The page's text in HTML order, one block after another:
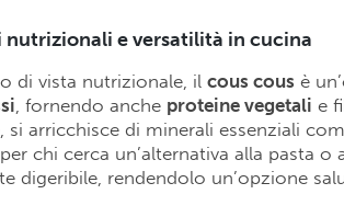
nutrizionali e versatilità in cucina
di vista nutrizionale, il cous cous è
, fornendo anche proteine vegetali e
si arricchisce di minerali essenziali
chi cerca un’alternativa alla pasta o
digeribile, rendendolo un’opzione